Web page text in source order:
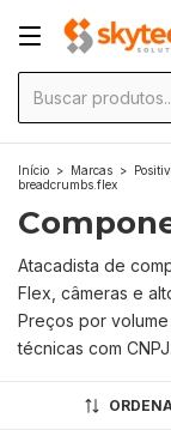
Início > Marcas >
breadcrumbs.flex
Atacadista de
Flex, câmeras e
Preços por
técnicas com CNPJ.